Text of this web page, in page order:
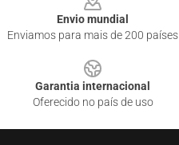
Envio mundial
Enviamos para mais de 200 países
Garantia internacional
Oferecido no país de uso